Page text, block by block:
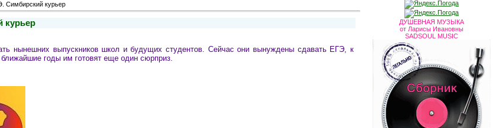
Симбирский курьер
курьер
нынешних выпускников школ и будущих студентов. Сейчас они вынуждены сдавать ЕГЭ, к
годы им готовят еще один сюрприз.
ДУШЕВНАЯ МУЗЫКА
от Ларисы Ивановны
SADSOUL MUSIC